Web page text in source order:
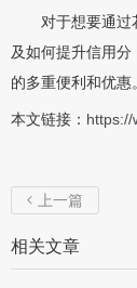
对于想要通过
及如何提升信用
的多重便利和优惠。
本文链接： https://
 上一篇
相关文章